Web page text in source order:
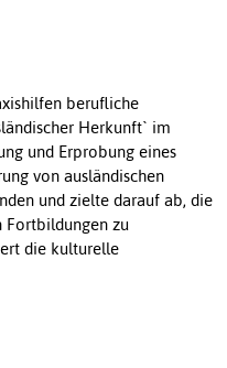
berufliche
Herkunft` im
und Erprobung eines
von ausländischen
und zielte darauf ab, die
Fortbildungen zu
die kulturelle